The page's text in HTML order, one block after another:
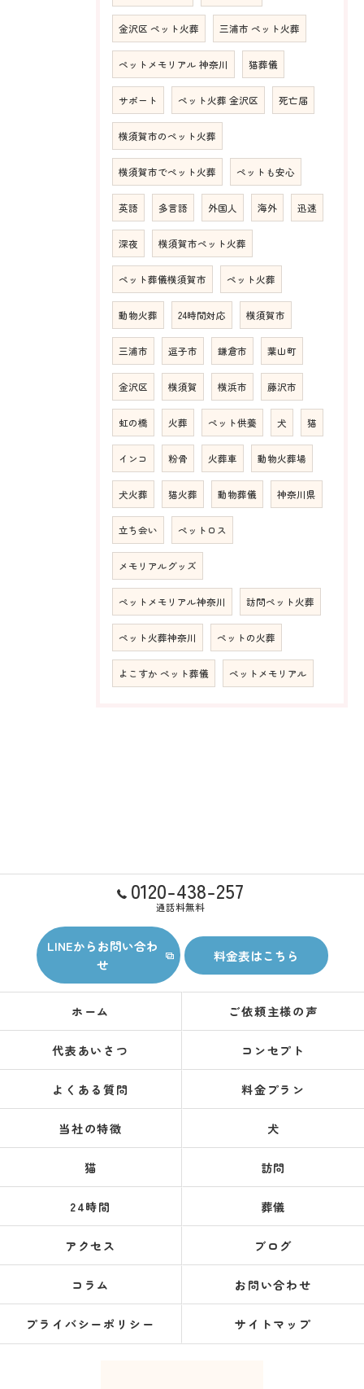
金沢区 ペット火葬 三浦市 ペット火葬
ペットメモリアル 神奈川 猫葬儀
サポート ペット火葬 金沢区 死亡届
横須賀市のペット火葬
横須賀市でペット火葬 ペットも安心
英語 多言語 外国人 海外 迅速
深夜 横須賀市ペット火葬
ペット葬儀横須賀市 ペット火葬
動物火葬 24時間対応 横須賀市
三浦市 逗子市 鎌倉市 葉山町
金沢区 横須賀 横浜市 藤沢市
虹の橋 火葬 ペット供養 犬 猫
インコ 粉骨 火葬車 動物火葬場
犬火葬 猫火葬 動物葬儀 神奈川県
立ち会い ペットロス
メモリアルグッズ
ペットメモリアル神奈川 訪問ペット火葬
ペット火葬神奈川 ペットの火葬
よこすか ペット葬儀 ペットメモリアル
0120-438-257
通話料無料
LINEからお問い合わ
せ
料金表はこちら
ホーム ご依頼主様の声
代表あいさつ コンセプト
よくある質問 料金プラン
当社の特徴 犬
猫 訪問
24時間 葬儀
アクセス ブログ
コラム お問い合わせ
プライバシーポリシー サイトマップ